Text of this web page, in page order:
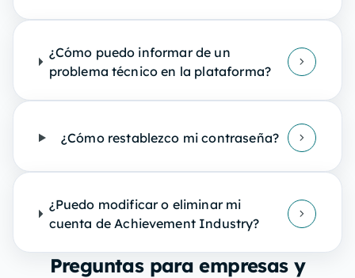
¿Cómo puedo informar de un
problema técnico en la plataforma?
¿Cómo restablezco mi contraseña?
¿Puedo modificar o eliminar mi
cuenta de Achievement Industry?
Preguntas para empresas y